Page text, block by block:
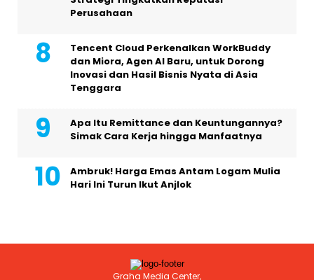
Perusahaan
Tencent Cloud Perkenalkan WorkBuddy
dan Miora, Agen AI Baru, untuk Dorong
Inovasi dan Hasil Bisnis Nyata di Asia
Tenggara
Apa Itu Remittance dan Keuntungannya?
Simak Cara Kerja hingga Manfaatnya
Ambruk! Harga Emas Antam Logam Mulia
Hari Ini Turun Ikut Anjlok
Graha Media Center,